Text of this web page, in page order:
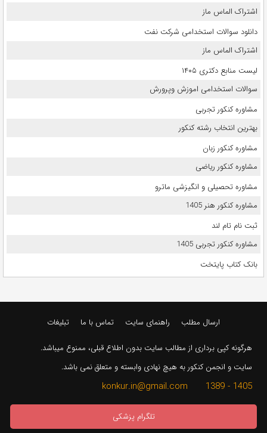
اشتراک الماس ماز
دانلود سوالات استخدامی شرکت نفت
اشتراک الماس ماز
لیست منابع دکتری ۱۴۰۵
سوالات استخدامی اموزش وپرورش
مشاوره کنکور تجربی
بهترین انتخاب رشته کنکور
مشاوره کنکور زبان
مشاوره کنکور ریاضی
مشاوره تحصیلی و انگیزشی ماترو
مشاوره کنکور هنر 1405
ثبت نام تام لند
مشاوره کنکور تجربی 1405
بانک کتاب پایتخت
ارسال مطلب راهنمای سایت تماس با ما تبلیغات
هرگونه کپی برداری از مطالب سایت بدون اطلاع قبلی، ممنوع میباشد.
سایت و انجمن کنکور به هیچ نهادی وابسته و متعلق نمی باشد.
1405 - 1389 konkur.in@gmail.com
تلگرام پزشکی